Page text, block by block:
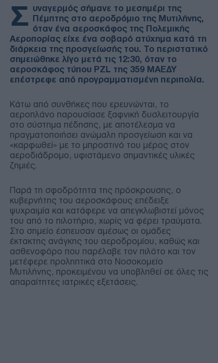
Σ υναγερμός σήμανε το μεσημέρι της
Πέμπτης στο αεροδρόμιο της Μυτιλήνης,
όταν ένα αεροσκάφος της Πολεμικής
Αεροπορίας είχε ένα σοβαρό ατύχημα κατά τη
διάρκεια της προσγείωσής του. Το περιστατικό
σημειώθηκε λίγο μετά τις 12:30, όταν το
αεροσκάφος τύπου PZL της 359 ΜΑΕΔΥ
επέστρεφε από προγραμματισμένη περιπολία.
Κάτω από συνθήκες που ερευνώνται, το
αεροπλάνο παρουσίασε ξαφνική δυσλειτουργία
στο σύστημα πέδησης, με αποτέλεσμα να
πραγματοποιήσει ανώμαλη προσγείωση και να
«καρφωθεί» με το μπροστινό του μέρος στον
αεροδιάδρομο, υφιστάμενο σημαντικές υλικές
ζημιές.
Παρά τη σφοδρότητα της πρόσκρουσης, ο
κυβερνήτης του αεροσκάφους επέδειξε
ψυχραιμία και κατάφερε να απεγκλωβιστεί μόνος
του από το πιλοτήριο, χωρίς να φέρει τραύματα.
Στο σημείο έσπευσαν αμέσως οι ομάδες
έκτακτης ανάγκης του αεροδρομίου, καθώς και
ασθενοφόρο που παρέλαβε τον πιλότο και τον
μετέφερε προληπτικά στο Νοσοκομείο
Μυτιλήνης, προκειμένου να υποβληθεί σε όλες τις
απαραίτητες ιατρικές εξετάσεις.